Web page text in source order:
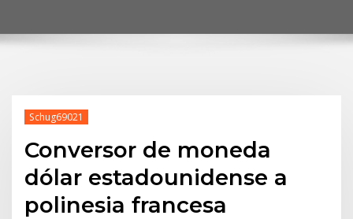
Schug69021
Conversor de moneda
dólar estadounidense a
polinesia francesa